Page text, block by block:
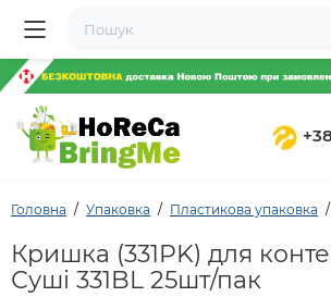
Головна Упаковка Пластикова упаковка
Кришка (331PK) для
Суші 331BL 25шт/пак